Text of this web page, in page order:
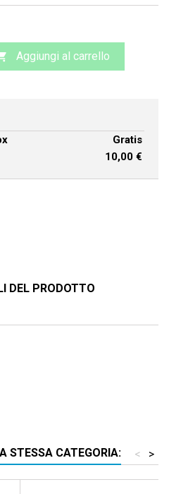
Aggiungi al carrello
Gratis
10,00 €
DEL PRODOTTO
STESSA CATEGORIA: >
<